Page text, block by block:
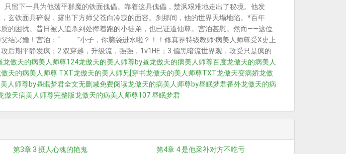
留下一具为他荡平群魔的铁面傀儡。靠着这具傀儡，楚沨艰难地走出了秘境。他发
玄铁面具碎裂，露出下方师父苍白冷寂的面容。刹那间，他的世界天塌地陷。*百年
的困扰。昔日被人追杀到处撵着跑的小徒弟，也已证道仙尊。宫泊甚慰。然而——这位
结冥婚！宫泊：“…………”小子，你脑袋进水啦？！！修真界特级教师·病美人师尊受X史上
后期平静发疯；2.双穿越，升级流，强强，1v1HE；3.偏黑暗流世界观，攻受只是疯的
龙傲天的病美人师尊124龙傲天的美人师尊by昼龙傲天的病美人师尊百度龙傲天的病美人
天的病美人师尊 TXT龙傲天的美人师兄[穿书龙傲天的美人师尊TXT龙傲天变病娇龙傲
人师尊by昼眠梦君全文无删减免费阅读龙傲天的病美人师尊by昼眠梦君番外龙傲天的病
傲天病美人师尊完整版龙傲天的病美人师尊107 昼眠梦君
第3章 3 摄人心魂的艳鬼 第4章 4 是他采补对方不吃亏